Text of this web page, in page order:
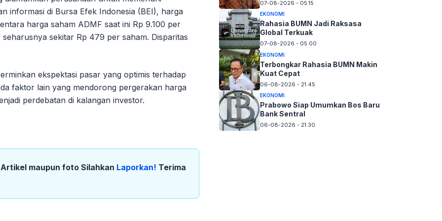
informasi di Bursa Efek Indonesia (BEI), harga
harga saham ADMF saat ini Rp 9.100 per
sekitar Rp 479 per saham. Disparitas
ekspektasi pasar yang optimis terhadap
faktor lain yang mendorong pergerakan harga
perdebatan di kalangan investor.
maupun foto Silahkan Laporkan! Terima
07-08-2026 - 05.15
EKONOMI
Rahasia BUMN Jadi Raksasa
Global Terkuak
07-08-2026 - 05.00
EKONOMI
Terbongkar Rahasia BUMN Makin
Kuat Cepat
06-08-2026 - 21.45
EKONOMI
Prabowo Siap Umumkan Bos Baru
Bank Sentral
06-08-2026 - 21.30